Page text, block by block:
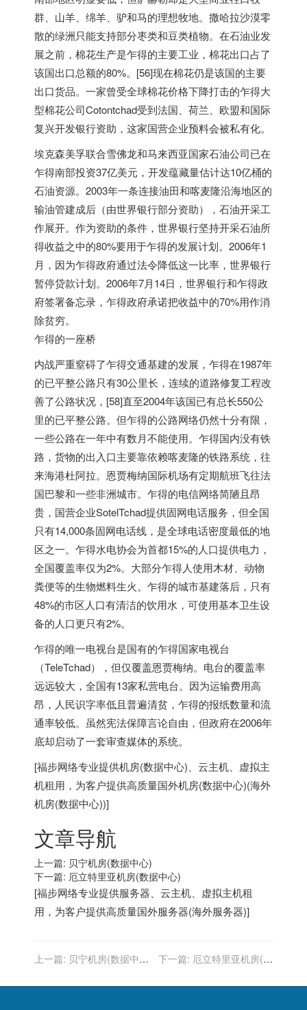
群、山羊、绵羊、驴和马的理想牧地。撒哈拉沙漠零
散的绿洲只能支持部分枣类和豆类植物。在石油业发
展之前，棉花生产是乍得的主要工业，棉花出口占了
该国出口总额的80%。[56]现在棉花仍是该国的主要
出口货品。一家曾受全球棉花价格下降打击的乍得大
型棉花公司Cotontchad受到法国、荷兰、欧盟和国际
复兴开发银行资助，这家国营企业预料会被私有化。
埃克森美孚联合雪佛龙和马来西亚国家石油公司已在
乍得南部投资37亿美元，开发蕴藏量估计达10亿桶的
石油资源。2003年一条连接油田和喀麦隆沿海地区的
输油管建成后（由世界银行部分资助），石油开采工
作展开。作为资助的条件，世界银行坚持开采石油所
得收益之中的80%要用于乍得的发展计划。2006年1
月，因为乍得政府通过法令降低这一比率，世界银行
暂停贷款计划。2006年7月14日，世界银行和乍得政
府签署备忘录，乍得政府承诺把收益中的70%用作消
除贫穷。
乍得的一座桥
内战严重窒碍了乍得交通基建的发展，乍得在1987年
的已平整公路只有30公里长，连续的道路修复工程改
善了公路状况，[58]直至2004年该国已有总长550公
里的已平整公路。但乍得的公路网络仍然十分有限，
一些公路在一年中有数月不能使用。乍得国内没有铁
路，货物的出入口主要靠依赖喀麦隆的铁路系统，往
来海港杜阿拉。恩贾梅纳国际机场有定期航班飞往法
国巴黎和一些非洲城市。乍得的电信网络简陋且昂
贵，国营企业SotelTchad提供固网电话服务，但全国
只有14,000条固网电话线，是全球电话密度最低的地
区之一。乍得水电协会为首都15%的人口提供电力，
全国覆盖率仅为2%。大部分乍得人使用木材、动物
粪便等的生物燃料生火。乍得的城市基建落后，只有
48%的市区人口有清洁的饮用水，可使用基本卫生设
备的人口更只有2%。
乍得的唯一电视台是国有的乍得国家电视台
（TeleTchad），但仅覆盖恩贾梅纳。电台的覆盖率
远远较大，全国有13家私营电台。因为运输费用高
昂，人民识字率低且普遍清贫，乍得的报纸数量和流
通率较低。虽然宪法保障言论自由，但政府在2006年
底却启动了一套审查媒体的系统。
[福步网络专业提供机房(数据中心) 云主机
虚拟主
机租用，为客户提供高质量国外机房(数据中心)(海外
机房(数据中心))]
文章导航
上一篇: 贝宁机房(数据中心)
下一篇: 厄立特里亚机房(数据中心)
[福步网络专业提供服务器 云主机 虚拟主机租
用，为客户提供高质量国外服务器(海外服务器)]
上一篇: 贝宁机房(数据中
下一篇: 厄立特里亚机房(数
用)